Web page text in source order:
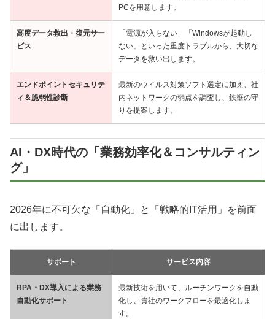
PCを用意します。
高度データ救出・復元サー
ビス
「電源が入らない」「Windowsが起動し
ない」といった重度トラブルから、大切な
データを救い出します。
エンドポイントセキュリテ
ィ＆脆弱性診断
最新のウイルス対策ソフト選定に加え、社
内ネットワークの弱点を調査し、鉄壁の守
りを提案します。
AI・DX時代の「業務効率化＆コンサルティン
グ」
2026年に不可欠な「自動化」と「戦略的IT活用」を前面
に出します。
サポート サービス内容
RPA・DX導入による業務
自動化サポート
最新技術を用いて、ルーチンワークを自動
化し、貴社のワークフローを最適化しま
す。